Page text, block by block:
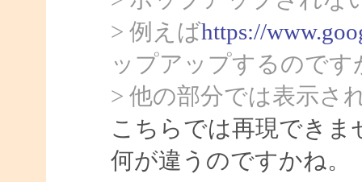
> 例えばhttps://
ップアップするのです
> 他の部分では表示さ
こちらでは再現できま
何が違うのですかね。